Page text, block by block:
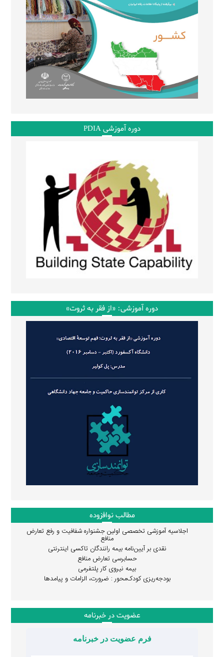
دوره آموزشی PDIA
دوره آموزشی: «از فقر به ثروت»
مطالب نوافزوده
اجلاسیه آموزشی تخصصی اولین جشنواره شفافیت و رفع تعارض
منافع
نقدی بر آیین‌نامه بیمه رانندگان تاکسی اینترنتی
حسابرسی تعارض منافع
بیمه نیروی کار پلتفرمی
بودجه‌ریزی کودک‌محور : ضرورت، الزامات و پیامدها
عضویت در خبرنامه
فرم عضویت در خبرنامه